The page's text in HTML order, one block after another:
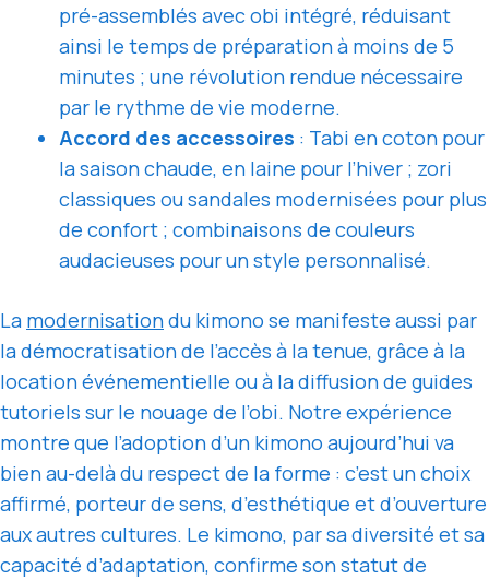
pré-assemblés avec obi intégré, réduisant
ainsi le temps de préparation à moins de 5
minutes ; une révolution rendue nécessaire
par le rythme de vie moderne.
Accord des accessoires : Tabi en coton pour
la saison chaude, en laine pour l’hiver ; zori
classiques ou sandales modernisées pour plus
de confort ; combinaisons de couleurs
audacieuses pour un style personnalisé.
La modernisationdu kimono se manifeste aussi par
la démocratisation de l’accès à la tenue, grâce à la
location événementielle ou à la diffusion de guides
tutoriels sur le nouage de l’obi. Notre expérience
montre que l’adoption d’un kimono aujourd’hui va
bien au-delà du respect de la forme : c’est un choix
affirmé, porteur de sens, d’esthétique et d’ouverture
aux autres cultures. Le kimono, par sa diversité et sa
capacité d’adaptation, confirme son statut de